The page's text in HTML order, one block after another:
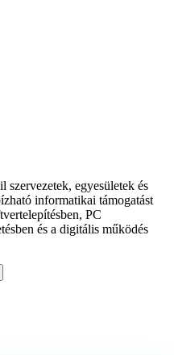
szervezetek, egyesületek és
informatikai támogatást
PC
és a digitális működés